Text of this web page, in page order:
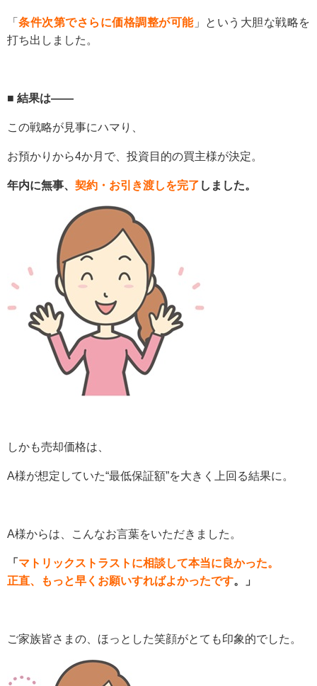
「条件次第でさらに価格調整が可能」という大胆な戦略を
打ち出しました。
■ 結果は――
この戦略が見事にハマり、
お預かりから4か月で、投資目的の買主様が決定。
年内に無事、 契約・お引き渡しを完了 しました。
しかも売却価格は、
A様が想定していた“最低保証額”を大きく上回る結果に。
A様からは、こんなお言葉をいただきました。
「マトリックストラストに相談して本当に良かった。
正直、もっと早くお願いすればよかったです。」
ご家族皆さまの、ほっとした笑顔がとても印象的でした。